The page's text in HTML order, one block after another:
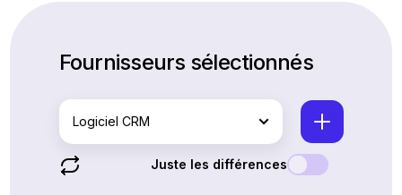
Fournisseurs sélectionnés
Logiciel CRM
Juste les différences